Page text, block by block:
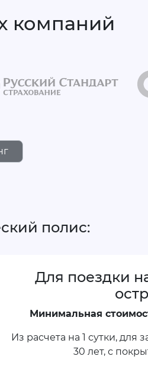
компаний
полис:
Для поездки
Минимальная
Из расчета на 1 сутки, для
30 лет, с